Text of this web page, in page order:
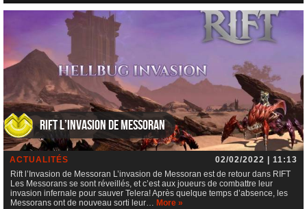
Rift l’Invasion de Messoran
ACTUALITÉS
02/02/2022 | 11:13
Rift l’Invasion de Messoran L’invasion de Messoran est de retour dans RIFT
Les Messorans se sont réveillés, et c’est aux joueurs de combattre leur
invasion infernale pour sauver Telera! Après quelque temps d’absence, les
Messorans ont de nouveau sorti leur… More »